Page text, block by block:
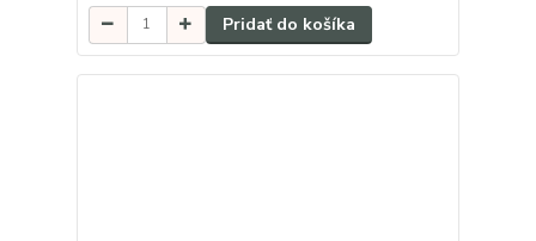
Pridať do košíka